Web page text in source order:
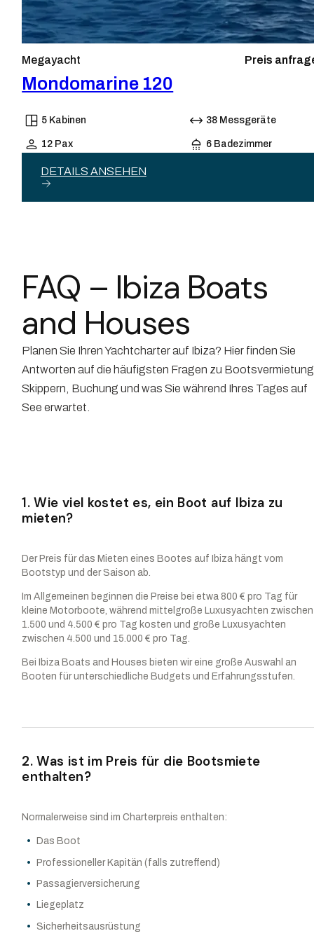
Megayacht Preis
Mondomarine 120
5 Kabinen 38 Messgeräte
12 Pax 6 Badezimmer
DETAILS ANSEHEN
FAQ – Ibiza Boats
and Houses
Planen Sie Ihren Yachtcharter auf Ibiza? Hier finden Sie
Antworten auf die häufigsten Fragen zu
Skippern, Buchung und was Sie während Ihres Tages auf
See erwartet.
1. Wie viel kostet es, ein Boot auf Ibiza zu
mieten?
Der Preis für das Mieten eines Bootes auf Ibiza hängt vom
Bootstyp und der Saison ab.
Im Allgemeinen beginnen die Preise bei etwa 800 € pro Tag für
kleine Motorboote, während mittelgroße Luxusyachten zwischen
1.500 und 4.500 € pro Tag kosten und große Luxusyachten
zwischen 4.500 und 15.000 € pro Tag.
Bei Ibiza Boats and Houses bieten wir eine große Auswahl an
Booten für unterschiedliche Budgets und Erfahrungsstufen.
2. Was ist im Preis für die Bootsmiete
enthalten?
Normalerweise sind im Charterpreis enthalten:
Das Boot
Professioneller Kapitän (falls zutreffend)
Passagierversicherung
Liegeplatz
Sicherheitsausrüstung